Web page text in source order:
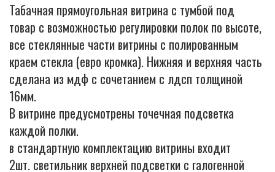
Cigarette
Табачная прямоугольная витрина с тумбой под
товар с возможностью регулировки полок по высоте,
все стеклянные части витрины с полированным
краем стекла (евро кромка). Нижняя и верхняя часть
сделана из мдф с сочетанием с лдсп толщиной
16мм.
В витрине предусмотрены точечная подсветка
каждой полки.
в стандартную комплектацию витрины входит
2шт. светильник верхней подсветки с галогенной